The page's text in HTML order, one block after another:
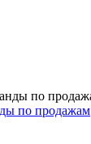
по продажам